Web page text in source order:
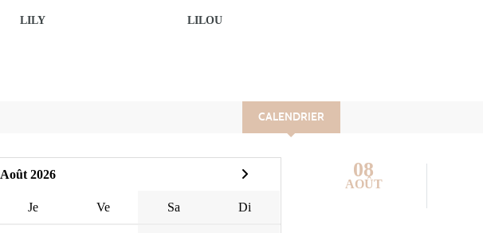
LILY LILOU
CALENDRIER
Août 2026
Je Ve Sa Di
08
AOÛT